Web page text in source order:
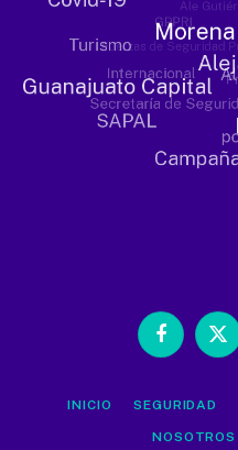
Facebook
X
INICIO SEGURIDAD
NOSOTROS